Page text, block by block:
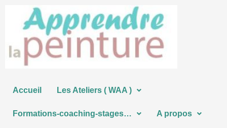
contenu
Accueil Les Ateliers ( WAA )
Formations-coaching-stages… A propos